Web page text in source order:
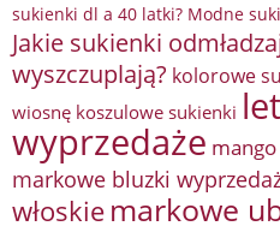
sukienki dl a 40 latki? Modne
Jakie sukienki
wyszczuplają? kolorowe
wiosnę koszulowe sukienki
wyprzedaże
markowe bluzki
włoskie markowe